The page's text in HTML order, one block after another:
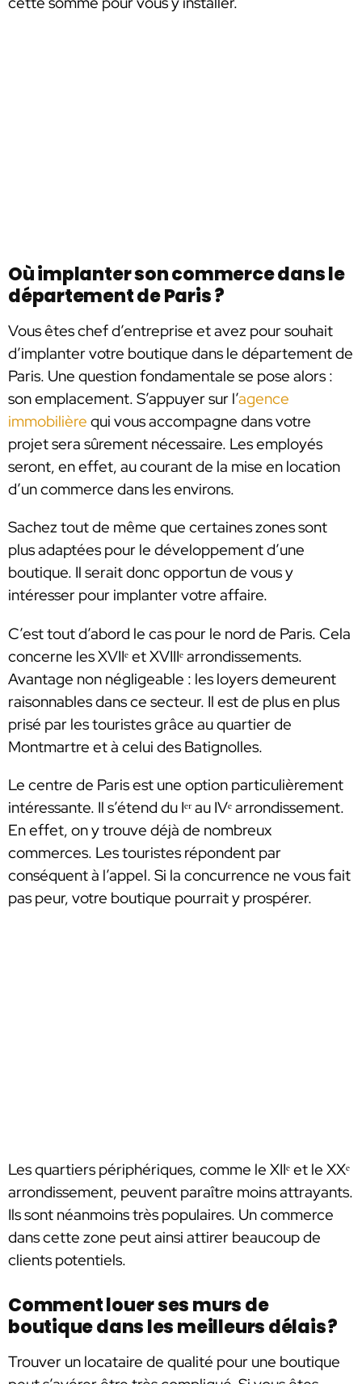
Où implanter son commerce dans le
département de Paris ?
Vous êtes chef d’entreprise et avez pour souhait
d’implanter votre boutique dans le département de
Paris. Une question fondamentale se pose alors :
son emplacement. S’appuyer sur l’agence
immobilière qui vous accompagne dans votre
projet sera sûrement nécessaire. Les employés
seront, en effet, au courant de la mise en location
d’un commerce dans les environs.
Sachez tout de même que certaines zones sont
plus adaptées pour le développement d’une
boutique. Il serait donc opportun de vous y
intéresser pour implanter votre affaire.
C’est tout d’abord le cas pour le nord de Paris. Cela
concerne les XVIIᵉ et XVIIIᵉ arrondissements.
Avantage non négligeable : les loyers demeurent
raisonnables dans ce secteur. Il est de plus en plus
prisé par les touristes grâce au quartier de
Montmartre et à celui des Batignolles.
Le centre de Paris est une option particulièrement
intéressante. Il s’étend du Iᵉʳ au IVᵉ arrondissement.
En effet, on y trouve déjà de nombreux
commerces. Les touristes répondent par
conséquent à l’appel. Si la concurrence ne vous fait
pas peur, votre boutique pourrait y prospérer.
Les quartiers périphériques, comme le XIIᵉ et le XXᵉ
arrondissement, peuvent paraître moins attrayants.
Ils sont néanmoins très populaires. Un commerce
dans cette zone peut ainsi attirer beaucoup de
clients potentiels.
Comment louer ses murs de
boutique dans les meilleurs délais ?
Trouver un locataire de qualité pour une boutique